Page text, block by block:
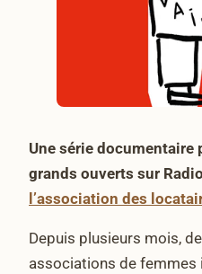
Une série documentaire
grands ouverts sur
l’association des
Depuis plusieurs mois,
associations de femmes